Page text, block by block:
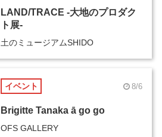
LAND/TRACE -大地のプロダク
ト展-
土のミュージアムSHIDO
イベント 8/6
Brigitte Tanaka ā go go
OFS GALLERY